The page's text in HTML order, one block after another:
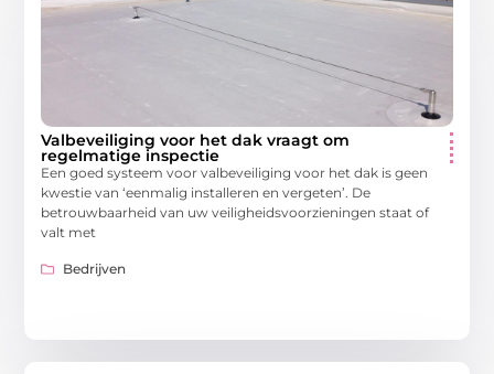
Valbeveiliging voor het dak vraagt om
regelmatige inspectie
Een goed systeem voor valbeveiliging voor het dak is geen
kwestie van ‘eenmalig installeren en vergeten’. De
betrouwbaarheid van uw veiligheidsvoorzieningen staat of
valt met
Bedrijven